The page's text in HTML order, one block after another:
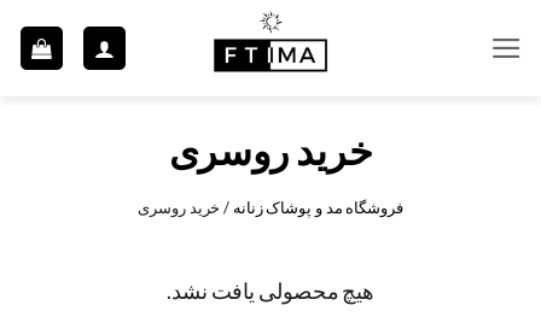
خرید روسری
فروشگاه مد و پوشاک زنانه /خرید روسری
هیچ محصولی یافت نشد.